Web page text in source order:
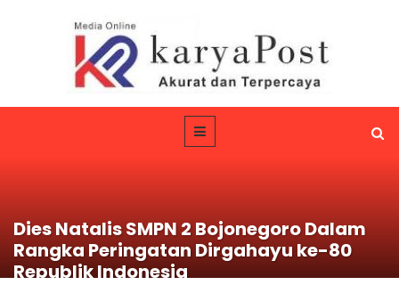
Dies Natalis SMPN 2 Bojonegoro Dalam
Rangka Peringatan Dirgahayu ke-80
Republik Indonesia